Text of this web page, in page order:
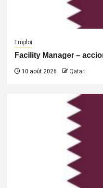
Emploi
Facility Manager –
10 août 2026 Qatari